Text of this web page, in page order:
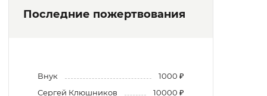
воздухе. Есть лавочки.
Последние пожертвования
Внук
1000 ₽
Сергей Клюшников
10000 ₽